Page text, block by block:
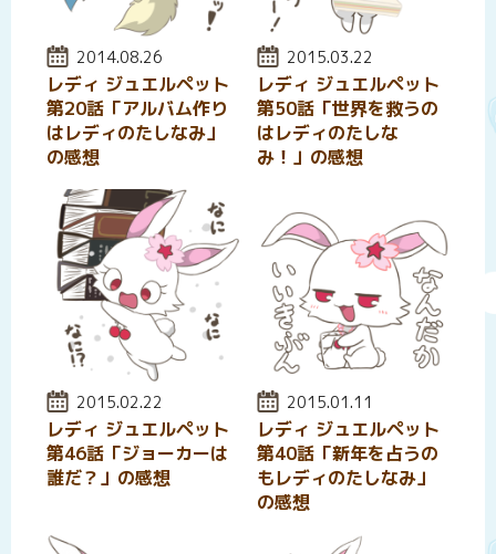
投稿日:
2014.08.26
レディ ジュエルペット
第20話「アルバム作り
はレディのたしなみ」
の感想
投稿日:
2015.03.22
レディ ジュエルペット
第50話「世界を救うの
はレディのたしな
み！」の感想
投稿日:
2015.02.22
レディ ジュエルペット
第46話「ジョーカーは
誰だ？」の感想
投稿日:
2015.01.11
レディ ジュエルペット
第40話「新年を占うの
もレディのたしなみ」
の感想